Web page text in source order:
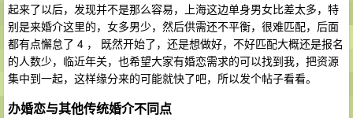
起来了以后，发现并不是那么容易，上海这边单身男女比差太多，特
别是来婚介这里的，女多男少，然后供需还不平衡，很难匹配，后面
都有点懈怠了 4 ， 既然开始了，还是想做好，不好匹配大概还是报名
的人数少，临近年关，也希望大家有婚恋需求的可以找到我，把资源
集中到一起，这样缘分来的可能就快了吧，所以发个帖子看看。
办婚恋与其他传统婚介不同点